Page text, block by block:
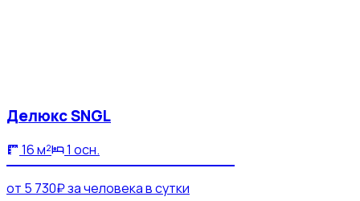
Делюкс SNGL
16 м² 1 осн.
от 5 730₽ за человека в сутки